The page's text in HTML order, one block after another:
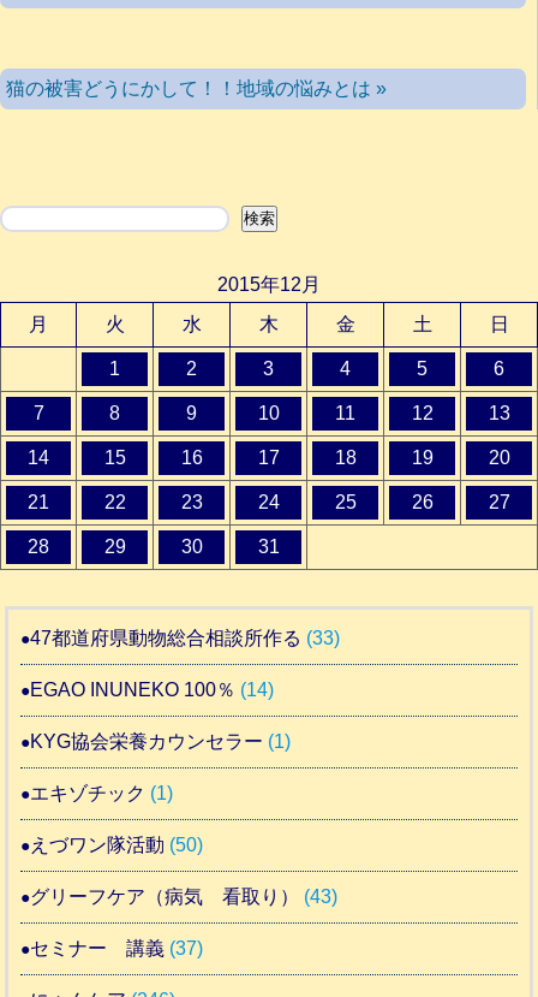
猫の被害どうにかして！！地域の悩みとは »
検索 検索
2015年12月
月
火 水 木 金 土 日
1 2 3 4 5 6
7 8 9 10 11 12 13
14 15 16 17 18 19 20
21 22 23 24 25 26 27
28 29 30 31
47都道府県動物総合相談所作る (33)
EGAO INUNEKO 100％ (14)
KYG協会栄養カウンセラー (1)
エキゾチック (1)
えづワン隊活動 (50)
グリーフケア（病気 看取り） (43)
セミナー 講義 (37)